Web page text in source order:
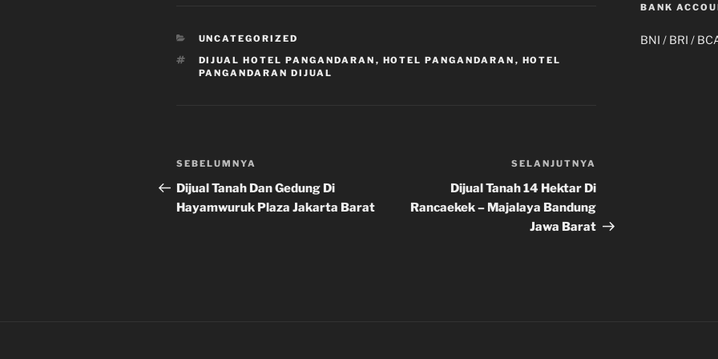
KATEGORI
UNCATEGORIZED
TAG
DIJUAL HOTEL PANGANDARAN , HOTEL PANGANDARAN , HOTEL
PANGANDARAN DIJUAL
Navigasi
pos
Pos
Sebelumnya
SEBELUMNYA
Dijual Tanah Dan Gedung Di
Hayamwuruk Plaza Jakarta Barat
Selanjutnya
SELANJUTNYA
Dijual Tanah 14 Hektar Di
Rancaekek – Majalaya Bandung
Jawa Barat
BANK
BNI / BRI /